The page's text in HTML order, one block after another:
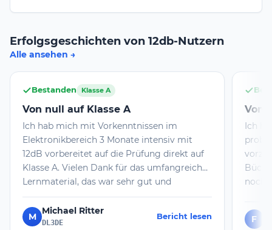
Erfolgsgeschichten von 12db-Nutzern
Alle ansehen
Bestanden Klasse A
Von null auf Klasse A
Ich hab mich mit Vorkenntnissen im
Elektronikbereich 3 Monate intensiv mit
12dB vorbereitet auf die Prüfung direkt auf
Klasse A. Vielen Dank für das umfangreiche
Lernmaterial, das war sehr gut und
unbedingt empfehlenswert. Zusätzlich hat
mir ein Coach mit Rat und Tat zur Seite
gestanden. Auch das ist sehr hilfreich. Mit
M
Michael Ritter
DL3DE
Bericht lesen
Von
Ich
noch
ich
und
F